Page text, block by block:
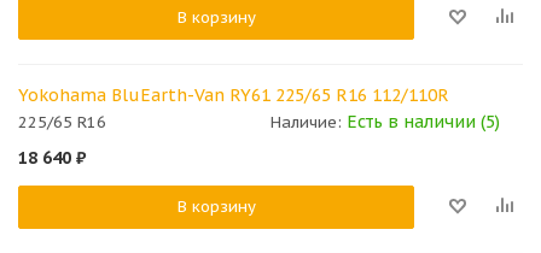
В корзину
Yokohama BluEarth-Van RY61 225/65 R16 112/110R
225/65 R16 Наличие: Есть в наличии (5)
18 640 ₽
В корзину